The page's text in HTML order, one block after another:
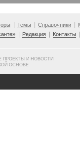
Темы Справочники
Редакция Контакты
ПРОЕКТЫ И НОВОСТИ
ОСНОВЕ